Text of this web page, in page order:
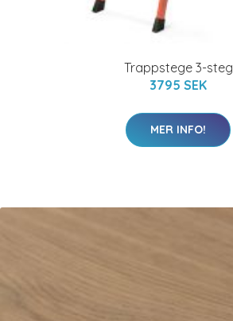
Trappstege 3-steg
3795 SEK
MER INFO!